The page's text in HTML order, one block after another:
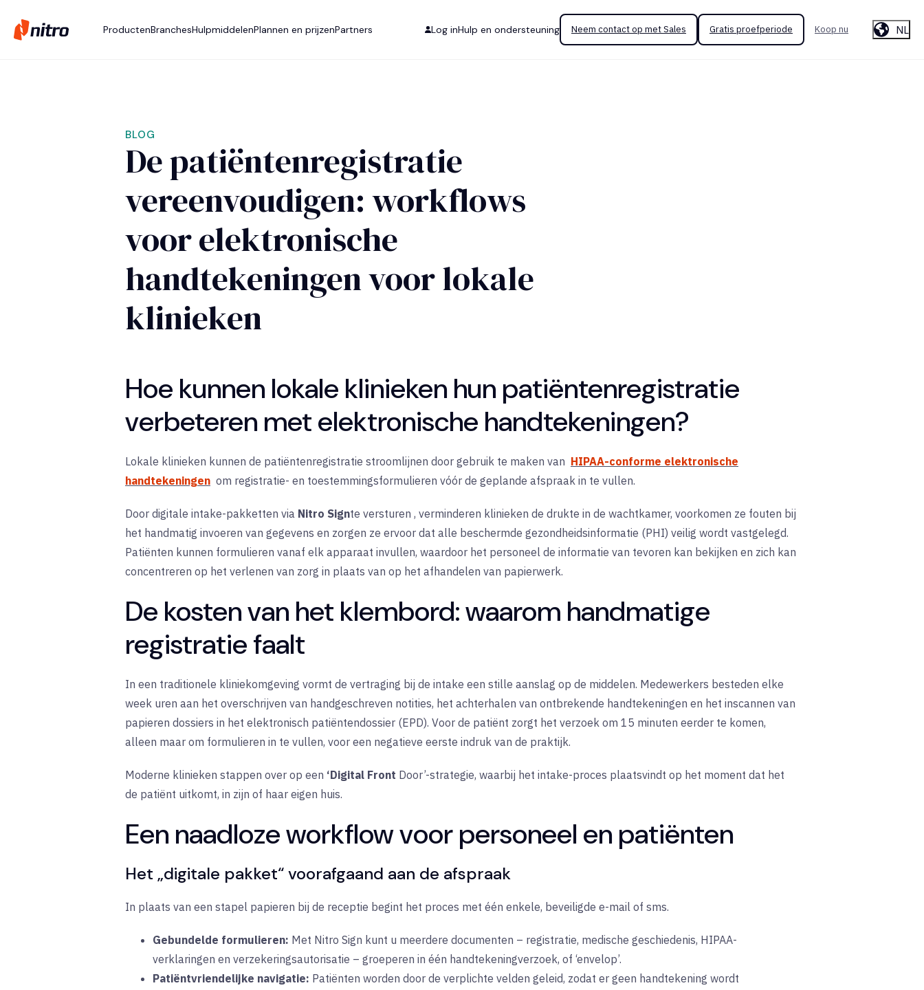
ProductenBranchesHulpmiddelenPlannen en prijzenPartners Log inHulp en ondersteuning Neem contact op met Sales Gratis proefperiode Koop nu NL
BLOG
De patiëntenregistratie
vereenvoudigen: workflows
voor elektronische
handtekeningen voor lokale
klinieken
Hoe kunnen lokale klinieken hun patiëntenregistratie
verbeteren met elektronische handtekeningen?
Lokale klinieken kunnen de patiëntenregistratie stroomlijnen door gebruik te maken van HIPAA-conforme elektronische
handtekeningen om registratie- en toestemmingsformulieren vóór de geplande afspraak in te vullen.
Door digitale intake-pakketten via Nitro Signte versturen , verminderen klinieken de drukte in de wachtkamer, voorkomen ze fouten bij
het handmatig invoeren van gegevens en zorgen ze ervoor dat alle beschermde gezondheidsinformatie (PHI) veilig wordt vastgelegd.
Patiënten kunnen formulieren vanaf elk apparaat invullen, waardoor het personeel de informatie van tevoren kan bekijken en zich kan
concentreren op het verlenen van zorg in plaats van op het afhandelen van papierwerk.
De kosten van het klembord: waarom handmatige
registratie faalt
In een traditionele kliniekomgeving vormt de vertraging bij de intake een stille aanslag op de middelen. Medewerkers besteden elke
week uren aan het overschrijven van handgeschreven notities, het achterhalen van ontbrekende handtekeningen en het inscannen van
papieren dossiers in het elektronisch patiëntendossier (EPD). Voor de patiënt zorgt het verzoek om 15 minuten eerder te komen,
alleen maar om formulieren in te vullen, voor een negatieve eerste indruk van de praktijk.
Moderne klinieken stappen over op een ‘Digital Front Door’-strategie, waarbij het intake-proces plaatsvindt op het moment dat het
de patiënt uitkomt, in zijn of haar eigen huis.
Een naadloze workflow voor personeel en patiënten
Het „digitale pakket“ voorafgaand aan de afspraak
In plaats van een stapel papieren bij de receptie begint het proces met één enkele, beveiligde e-mail of sms.
Gebundelde formulieren: Met Nitro Sign kunt u meerdere documenten – registratie, medische geschiedenis, HIPAA-
verklaringen en verzekeringsautorisatie – groeperen in één handtekeningverzoek, of ‘envelop’.
Patiëntvriendelijke navigatie: Patiënten worden door de verplichte velden geleid, zodat er geen handtekening wordt